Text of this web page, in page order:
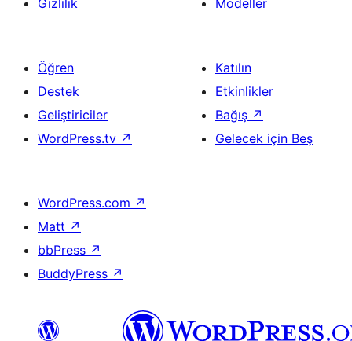
Gizlilik Modeller
Öğren
Destek
Geliştiriciler
WordPress.tv ↗
Katılın
Etkinlikler
Bağış ↗
Gelecek için Beş
WordPress.com ↗
Matt ↗
bbPress ↗
BuddyPress ↗